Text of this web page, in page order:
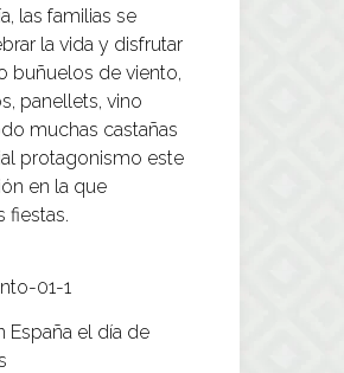
las familias se
la vida y disfrutar
buñuelos de viento,
panellets, vino
muchas castañas
protagonismo este
en la que
fiestas.
España el día de